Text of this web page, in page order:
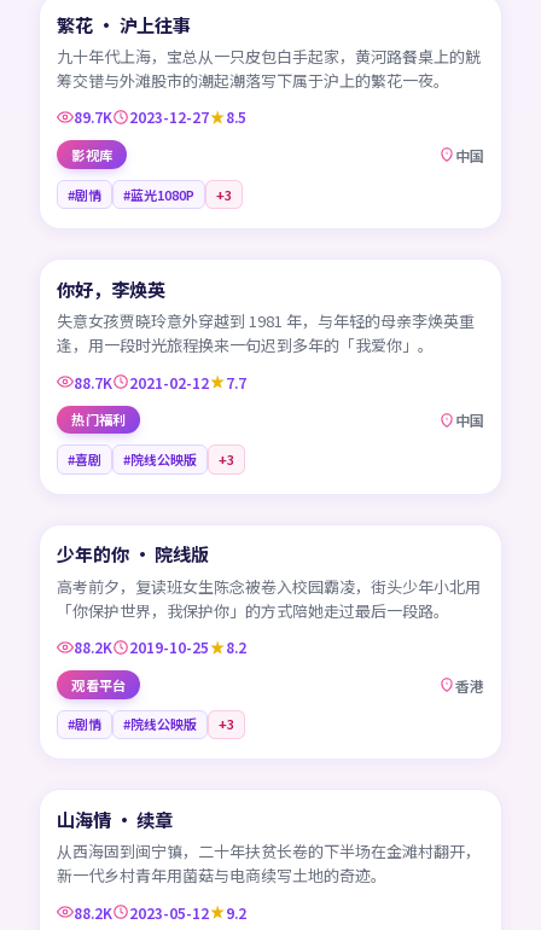
CN
繁花 · 沪上往事
九十年代上海，宝总从一只皮包白手起家，黄河路餐桌上的觥
筹交错与外滩股市的潮起潮落写下属于沪上的繁花一夜。
89.7K 2023-12-27 8.5
影视库 中国
#剧情 #蓝光1080P +3
CN
你好，李焕英
失意女孩贾晓玲意外穿越到 1981 年，与年轻的母亲李焕英重
逢，用一段时光旅程换来一句迟到多年的「我爱你」。
88.7K 2021-02-12 7.7
热门福利 中国
#喜剧 #院线公映版 +3
HK
少年的你 · 院线版
高考前夕，复读班女生陈念被卷入校园霸凌，街头少年小北用
「你保护世界，我保护你」的方式陪她走过最后一段路。
88.2K 2019-10-25 8.2
观看平台 香港
#剧情 #院线公映版 +3
CN
山海情 · 续章
从西海固到闽宁镇，二十年扶贫长卷的下半场在金滩村翻开，
新一代乡村青年用菌菇与电商续写土地的奇迹。
88.2K 2023-05-12 9.2